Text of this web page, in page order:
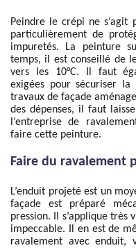
Peindre le crépi ne s’agit
particulièrement de
impuretés. La peinture
temps, il est conseillé de
vers les 10°C. Il faut
exigées pour sécuriser
travaux de façade
des dépenses, il faut
l’entreprise de
faire cette peinture.
Faire du ravalement
L’enduit projeté est un
façade est préparé
pression. Il s’applique
impeccable. Il en est de
ravalement avec enduit,